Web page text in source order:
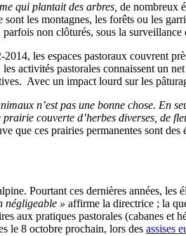
qui plantait des arbres, de nombreux
les montagnes, les forêts ou les
non clôturés, sous la surveillance
les espaces pastoraux couvrent
activités pastorales connaissent un
Avec un impact lourd sur les
n’est pas une bonne chose. En
couverte d’herbes diverses, de
que ces prairies permanentes sont
Pourtant ces dernières années, les
négligeable » affirme la directrice ; la
aux pratiques pastorales (cabanes et
le 8 octobre prochain, lors des assises